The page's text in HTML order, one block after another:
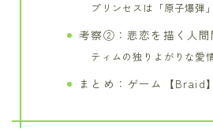
プリンセスは「原子爆弾
考察②：悲恋を描く人間
ティムの独りよがりな愛
まとめ：ゲーム【Braid